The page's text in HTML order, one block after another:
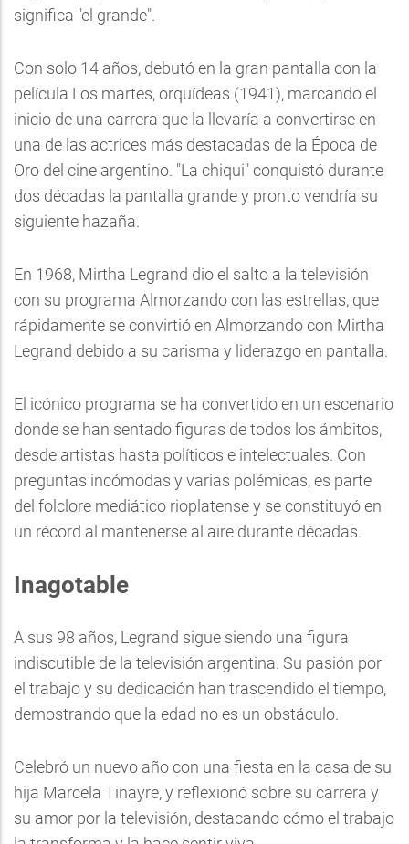
significa "el grande".
Con solo 14 años, debutó en la gran pantalla con la
película Los martes, orquídeas (1941), marcando el
inicio de una carrera que la llevaría a convertirse en
una de las actrices más destacadas de la Época de
Oro del cine argentino. "La chiqui" conquistó durante
dos décadas la pantalla grande y pronto vendría su
siguiente hazaña.
En 1968, Mirtha Legrand dio el salto a la televisión
con su programa Almorzando con las estrellas, que
rápidamente se convirtió en Almorzando con Mirtha
Legrand debido a su carisma y liderazgo en pantalla.
El icónico programa se ha convertido en un escenario
donde se han sentado figuras de todos los ámbitos,
desde artistas hasta políticos e intelectuales. Con
preguntas incómodas y varias polémicas, es parte
del folclore mediático rioplatense y se constituyó en
un récord al mantenerse al aire durante décadas.
Inagotable
A sus 98 años, Legrand sigue siendo una figura
indiscutible de la televisión argentina. Su pasión por
el trabajo y su dedicación han trascendido el tiempo,
demostrando que la edad no es un obstáculo.
Celebró un nuevo año con una fiesta en la casa de su
hija Marcela Tinayre, y reflexionó sobre su carrera y
su amor por la televisión, destacando cómo el trabajo